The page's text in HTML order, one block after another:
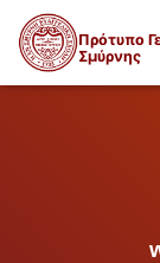
Πρότυπο
Σμύρνης